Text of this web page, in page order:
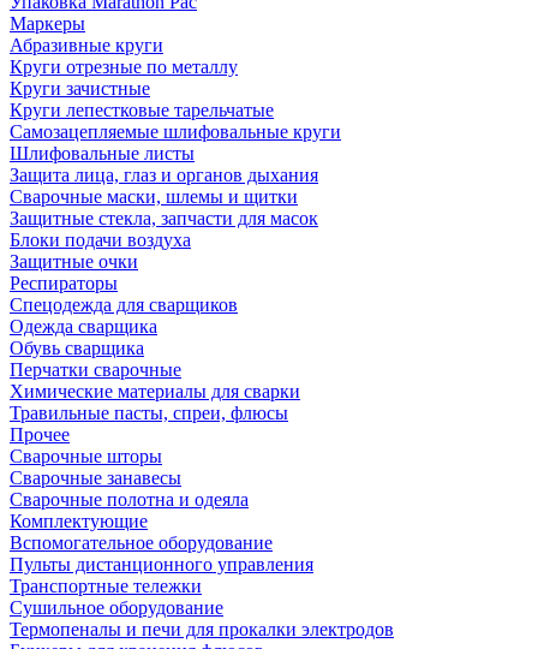
Маркеры
Абразивные круги
Круги отрезные по металлу
Круги зачистные
Круги лепестковые тарельчатые
Самозацепляемые шлифовальные круги
Шлифовальные листы
Защита лица, глаз и органов дыхания
Сварочные маски, шлемы и щитки
Защитные стекла, запчасти для масок
Блоки подачи воздуха
Защитные очки
Респираторы
Спецодежда для сварщиков
Одежда сварщика
Обувь сварщика
Перчатки сварочные
Химические материалы для сварки
Травильные пасты, спреи, флюсы
Прочее
Сварочные шторы
Сварочные занавесы
Сварочные полотна и одеяла
Комплектующие
Вспомогательное оборудование
Пульты дистанционного управления
Транспортные тележки
Сушильное оборудование
Термопеналы и печи для прокалки электродов